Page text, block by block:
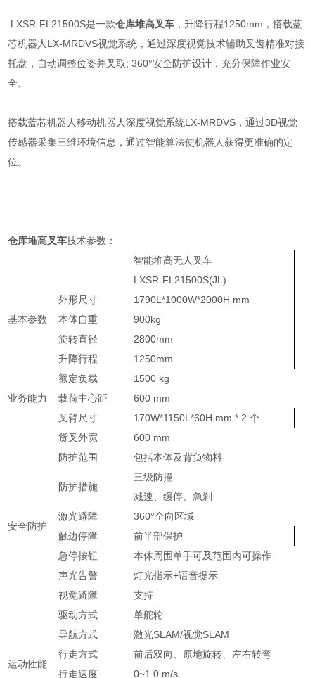
LXSR-FL21500S是一款仓库堆高叉车 ，升降行程1250mm，搭载蓝
芯机器人LX-MRDVS视觉系统，通过深度视觉技术辅助叉齿精准对接
托盘，自动调整位姿并叉取; 360°安全防护设计，充分保障作业安
全。
搭载蓝芯机器人移动机器人深度视觉系统LX-MRDVS，通过3D视觉
传感器采集三维环境信息，通过智能算法使机器人获得更准确的定
位。
仓库堆高叉车技术参数：
智能堆高无人叉车
LXSR-FL21500S(JL)
基本参数
外形尺寸
1790L*1000W*2000H mm
本体自重
900kg
旋转直径
2800mm
业务能力
升降行程
1250mm
额定负载
1500 kg
载荷中心距
600 mm
叉臂尺寸
170W*1150L*60H mm * 2 个
货叉外宽
600 mm
安全防护
防护范围 包括本体及背负物料
防护措施
三级防撞
减速、缓停、急刹
激光避障
360°全向区域
触边停障
前半部保护
急停按钮
本体周围单手可及范围内可操作
声光告警
灯光指示+语音提示
视觉避障
支持
运动性能
驱动方式
单舵轮
导航方式
激光SLAM/视觉SLAM
行走方式
前后双向、原地旋转、左右转弯
行走速度
0~1.0 m/s